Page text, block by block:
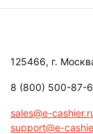
125466, г.
8 (800) 500-87-
sales@e-
support@e-